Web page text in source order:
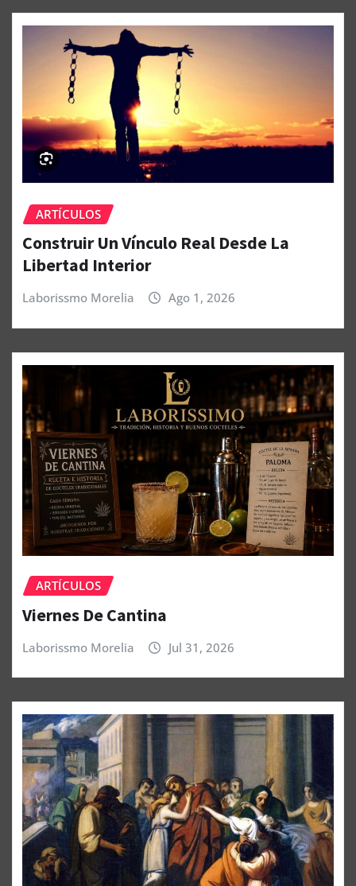
ARTÍCULOS
Construir Un Vínculo Real Desde La
Libertad Interior
Laborissmo Morelia Ago 1, 2026
ARTÍCULOS
Viernes De Cantina
Laborissmo Morelia Jul 31, 2026